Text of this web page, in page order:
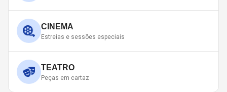
CINEMA
Estreias e sessões especiais
TEATRO
Peças em cartaz